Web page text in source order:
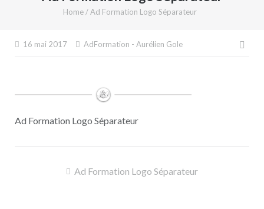
Home / Ad Formation Logo Séparateur
16 mai 2017 AdFormation - Aurélien Gole
Ad Formation Logo Séparateur
NavigationAd Formation Logo Séparateur